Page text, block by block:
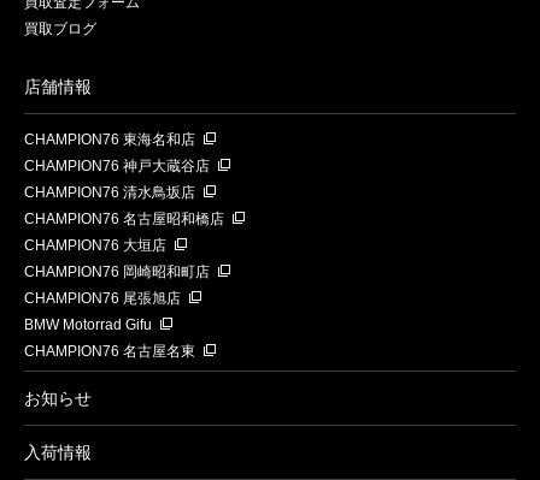
買取ブログ
店舗情報
CHAMPION76 東海名和店
CHAMPION76 神戸大蔵谷店
CHAMPION76 清水鳥坂店
CHAMPION76 名古屋昭和橋店
CHAMPION76 大垣店
CHAMPION76 岡崎昭和町店
CHAMPION76 尾張旭店
BMW Motorrad Gifu
CHAMPION76 名古屋名東
お知らせ
入荷情報